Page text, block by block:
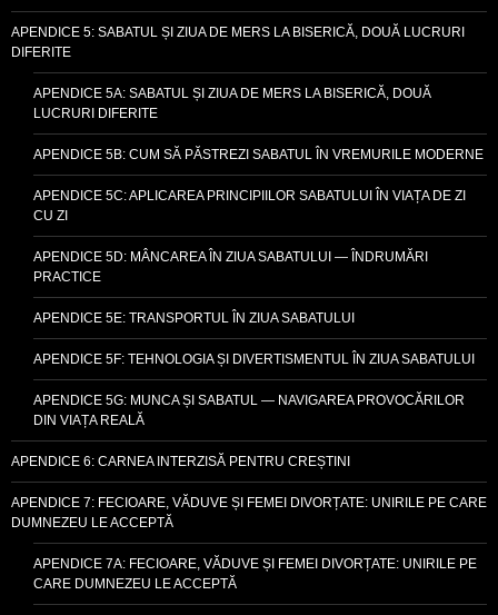
APENDICE 5: SABATUL ȘI ZIUA DE MERS LA BISERICĂ, DOUĂ LUCRURI
DIFERITE
APENDICE 5A: SABATUL ȘI ZIUA DE MERS LA BISERICĂ, DOUĂ
LUCRURI DIFERITE
APENDICE 5B: CUM SĂ PĂSTREZI SABATUL ÎN VREMURILE MODERNE
APENDICE 5C: APLICAREA PRINCIPIILOR SABATULUI ÎN VIAȚA DE ZI
CU ZI
APENDICE 5D: MÂNCAREA ÎN ZIUA SABATULUI — ÎNDRUMĂRI
PRACTICE
APENDICE 5E: TRANSPORTUL ÎN ZIUA SABATULUI
APENDICE 5F: TEHNOLOGIA ȘI DIVERTISMENTUL ÎN ZIUA SABATULUI
APENDICE 5G: MUNCA ȘI SABATUL — NAVIGAREA PROVOCĂRILOR
DIN VIAȚA REALĂ
APENDICE 6: CARNEA INTERZISĂ PENTRU CREȘTINI
APENDICE 7: FECIOARE, VĂDUVE ȘI FEMEI DIVORȚATE: UNIRILE PE CARE
DUMNEZEU LE ACCEPTĂ
APENDICE 7A: FECIOARE, VĂDUVE ȘI FEMEI DIVORȚATE: UNIRILE PE
CARE DUMNEZEU LE ACCEPTĂ